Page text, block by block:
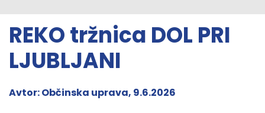
REKO tržnica DOL PRI
LJUBLJANI
Avtor: Občinska uprava, 9.6.2026